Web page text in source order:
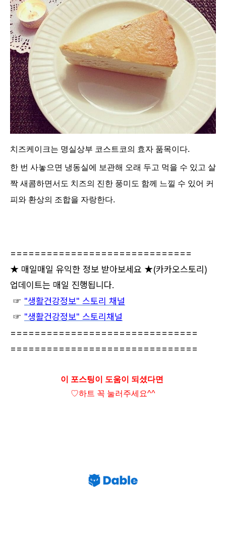
치즈케이크는 명실상부 코스트코의 효자 품목이다.
한 번 사놓으면 냉동실에 보관해 오래 두고 먹을 수 있고 살
짝 새콤하면서도 치즈의 진한 풍미도 함께 느낄 수 있어 커
피와 환상의 조합을 자랑한다.
==============================
★ 매일매일 유익한 정보 받아보세요 ★(카카오스토리)
업데이트는 매일 진행됩니다.
☞ "생활건강정보" 스토리 채널
☞ "생활건강정보" 스토리채널
===============================
===============================
이 포스팅이 도움이 되셨다면
♡하트 꼭 눌러주세요^^